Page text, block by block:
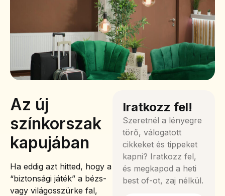
Az új
színkorszak
kapujában
Ha eddig azt hitted, hogy a
“biztonsági játék” a bézs-
vagy világosszürke fal,
Iratkozz fel!
Szeretnél a lényegre
törő, válogatott
cikkeket és tippeket
kapni? Iratkozz fel,
és megkapod a heti
best of-ot, zaj nélkül.